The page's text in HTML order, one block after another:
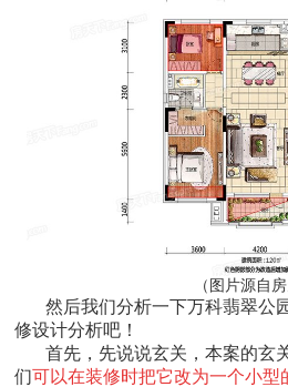
（图片源自房
然后我们分析一下万科翡翠公
修设计分析吧！
首先，先说说玄关，本案的玄
们可以在装修时把它改为一个小型